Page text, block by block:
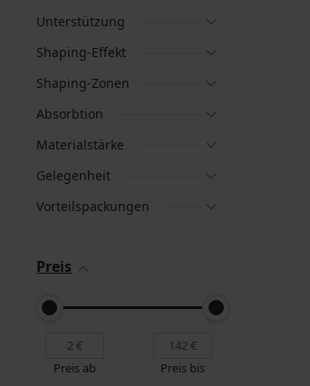
Unterstützung
Shaping-Effekt
Shaping-Zonen
Absorbtion
Materialstärke
Gelegenheit
Vorteilspackungen
Preis
Preis ab Preis bis